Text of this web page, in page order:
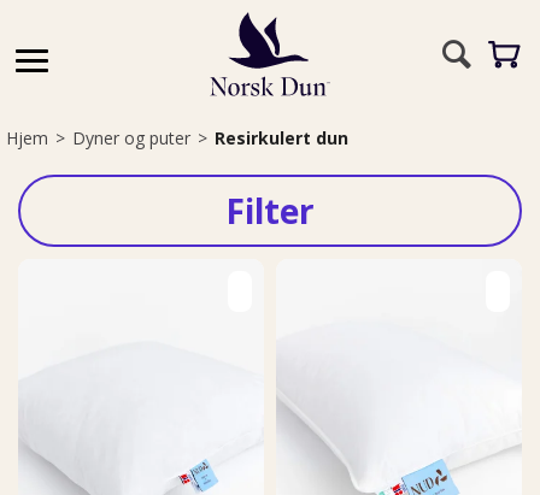
Hjem>Dyner og puter>Resirkulert dun
Filter